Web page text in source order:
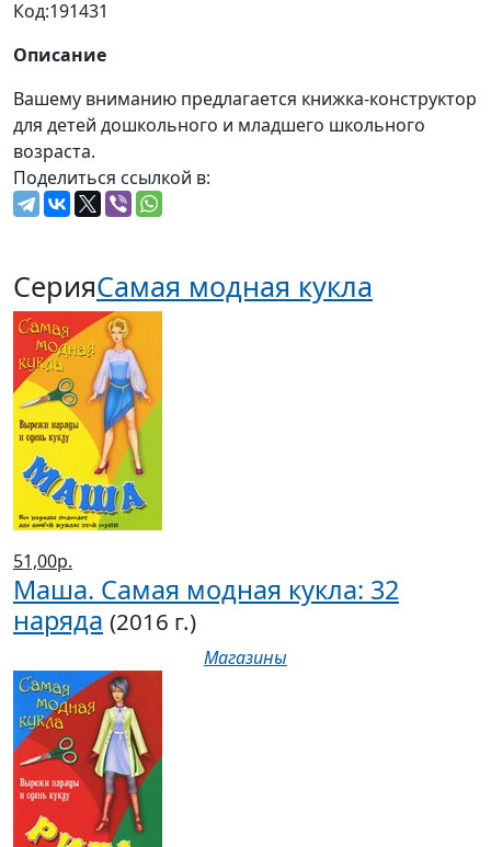
Код:191431
Описание
Вашему вниманию предлагается книжка-конструктор
для детей дошкольного и младшего школьного
возраста.
Поделиться ссылкой в:
СерияСамая модная кукла
51,00р.
Маша. Самая модная кукла: 32
наряда (2016 г.)
Магазины